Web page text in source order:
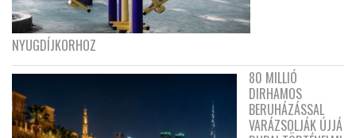
NYUGDÍJKORHOZ
80 MILLIÓ
DIRHAMOS
BERUHÁZÁSSAL
VARÁZSOLJÁK ÚJJÁ